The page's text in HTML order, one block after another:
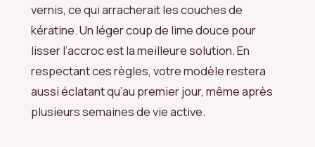
vernis, ce qui arracherait les couches de
kératine. Un léger coup de lime douce pour
lisser l’accroc est la meilleure solution. En
respectant ces règles, votre modèle restera
aussi éclatant qu’au premier jour, même après
plusieurs semaines de vie active.